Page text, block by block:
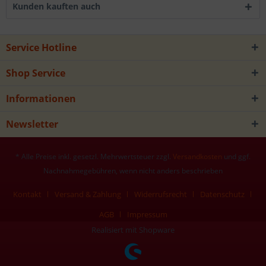
Kunden kauften auch
Service Hotline
Shop Service
Informationen
Newsletter
* Alle Preise inkl. gesetzl. Mehrwertsteuer zzgl. Versandkosten und ggf.
Nachnahmegebühren, wenn nicht anders beschrieben
Kontakt Versand & Zahlung Widerrufsrecht
Datenschutz
AGB
Impressum
Realisiert mit Shopware